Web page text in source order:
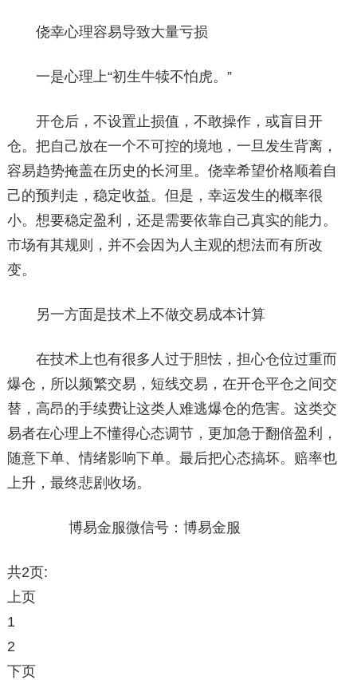
侥幸心理容易导致大量亏损
一是心理上“初生牛犊不怕虎。”
开仓后，不设置止损值，不敢操作，或盲目开
仓。把自己放在一个不可控的境地，一旦发生背离，
容易趋势掩盖在历史的长河里。侥幸希望价格顺着自
己的预判走，稳定收益。但是，幸运发生的概率很
小。想要稳定盈利，还是需要依靠自己真实的能力。
市场有其规则，并不会因为人主观的想法而有所改
变。
另一方面是技术上不做交易成本计算
在技术上也有很多人过于胆怯，担心仓位过重而
爆仓，所以频繁交易，短线交易，在开仓平仓之间交
替，高昂的手续费让这类人难逃爆仓的危害。这类交
易者在心理上不懂得心态调节，更加急于翻倍盈利，
随意下单、情绪影响下单。最后把心态搞坏。赔率也
上升，最终悲剧收场。
博易金服微信号：博易金服
共2页:
上页
1
2
下页